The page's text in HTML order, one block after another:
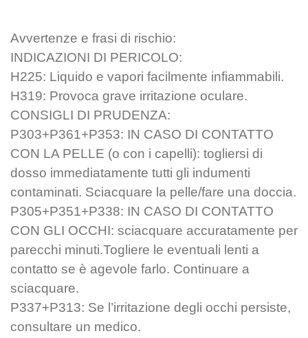
Avvertenze e frasi di rischio:
INDICAZIONI DI PERICOLO:
H225: Liquido e vapori facilmente infiammabili.
H319: Provoca grave irritazione oculare.
CONSIGLI DI PRUDENZA:
P303+P361+P353: IN CASO DI CONTATTO
CON LA PELLE (o con i capelli): togliersi di
dosso immediatamente tutti gli indumenti
contaminati. Sciacquare la pelle/fare una doccia.
P305+P351+P338: IN CASO DI CONTATTO
CON GLI OCCHI: sciacquare accuratamente per
parecchi minuti.Togliere le eventuali lenti a
contatto se è agevole farlo. Continuare a
sciacquare.
P337+P313: Se l’irritazione degli occhi persiste,
consultare un medico.